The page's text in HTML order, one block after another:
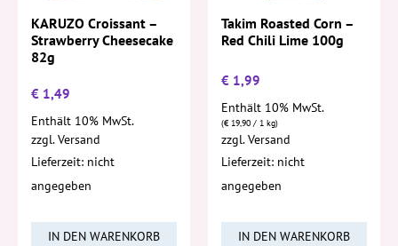
KARUZO Croissant –
Strawberry Cheesecake
82g
€ 1,49
Enthält 10% MwSt.
zzgl.Versand
Lieferzeit: nicht
angegeben
IN DEN WARENKORB
Takim Roasted Corn –
Red Chili Lime 100g
€ 1,99
Enthält 10% MwSt.
(€19,90 / 1 kg)
zzgl.Versand
Lieferzeit: nicht
angegeben
IN DEN WARENKORB